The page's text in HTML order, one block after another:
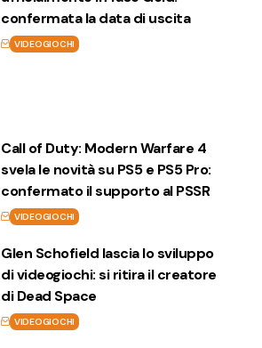
confermata la data di uscita
VIDEOGIOCHI
Call of Duty: Modern Warfare 4
svela le novità su PS5 e PS5 Pro:
confermato il supporto al PSSR
VIDEOGIOCHI
Glen Schofield lascia lo sviluppo
di videogiochi: si ritira il creatore
di Dead Space
VIDEOGIOCHI